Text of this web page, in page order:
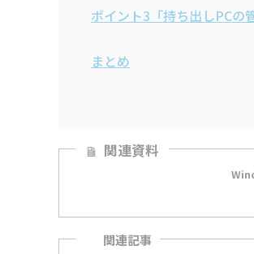
ポイント3「持ち出しPCの
まとめ
関連資料
関連記事